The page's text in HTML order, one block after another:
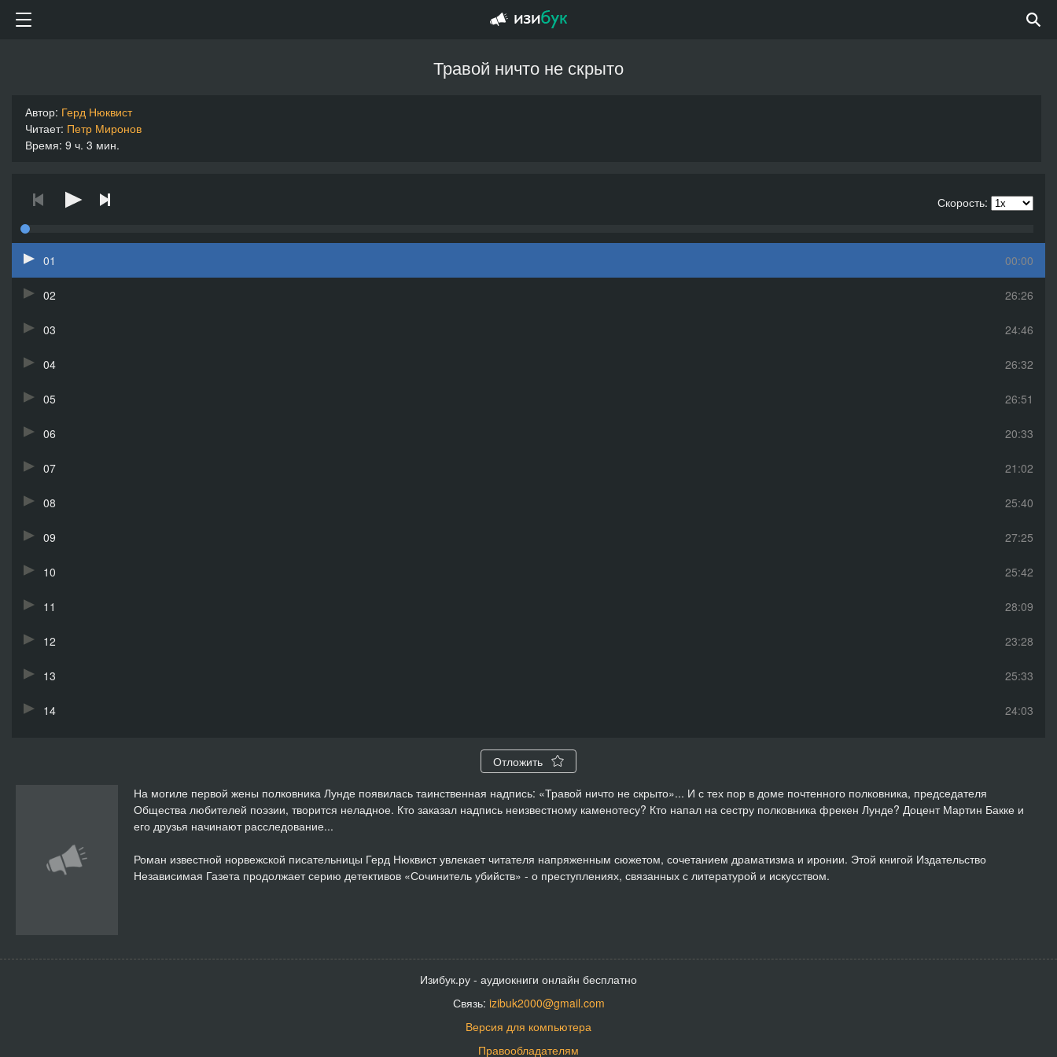
Травой ничто не скрыто
Автор: Герд Нюквист
Читает: Петр Миронов
Время: 9 ч. 3 мин.
Скорость:
00:00
01
26:26
02
24:46
03
26:32
04
26:51
05
20:33
06
21:02
07
25:40
08
27:25
09
25:42
10
28:09
11
23:28
12
25:33
13
24:03
14
29:56
Отложить
На могиле первой жены полковника Лунде появилась таинственная надпись: «Травой ничто не скрыто»... И с тех пор в доме почтенного полковника, председателя
Общества любителей поэзии, творится неладное. Кто заказал надпись неизвестному каменотесу? Кто напал на сестру полковника фрекен Лунде? Доцент Мартин Бакке и
его друзья начинают расследование...
Роман известной норвежской писательницы Герд Нюквист увлекает читателя напряженным сюжетом, сочетанием драматизма и иронии. Этой книгой Издательство
Независимая Газета продолжает серию детективов «Сочинитель убийств» - о преступлениях, связанных с литературой и искусством.
Изибук.ру - аудиокниги онлайн бесплатно
Связь: izibuk2000@gmail.com
Версия для компьютера
Правообладателям